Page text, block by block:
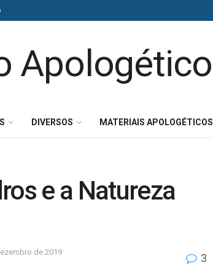
DIVERSOS MATERIAIS APOLOGÉTICOS
e a Natureza
de 2019
3